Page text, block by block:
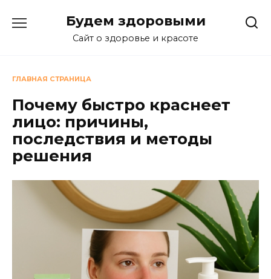
Будем здоровыми
Сайт о здоровье и красоте
ГЛАВНАЯ СТРАНИЦА
Почему быстро краснеет
лицо: причины,
последствия и методы
решения